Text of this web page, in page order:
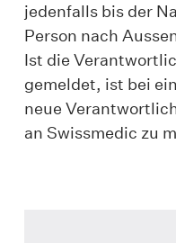
jedenfalls bis der
Person nach
Ist die
gemeldet, ist bei
neue
an Swissmedic zu